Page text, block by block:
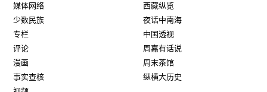
媒体网络
少数民族
专栏
评论
漫画
事实查核
西藏纵览
夜话中南海
中国透视
周嘉有话说
周末茶馆
纵横大历史